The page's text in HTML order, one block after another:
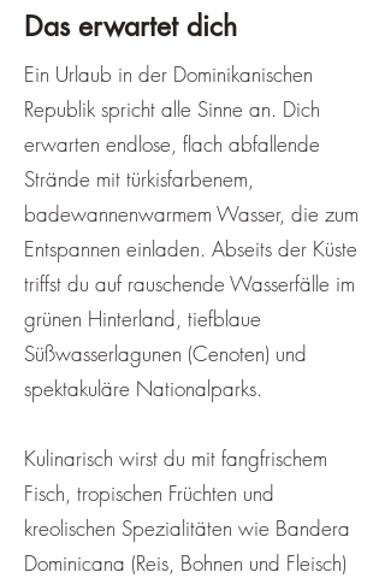
Das erwartet dich
Ein Urlaub in der Dominikanischen
Republik spricht alle Sinne an. Dich
erwarten endlose, flach abfallende
Strände mit türkisfarbenem,
badewannenwarmem Wasser, die zum
Entspannen einladen. Abseits der Küste
triffst du auf rauschende Wasserfälle im
grünen Hinterland, tiefblaue
Süßwasserlagunen (Cenoten) und
spektakuläre Nationalparks.
Kulinarisch wirst du mit fangfrischem
Fisch, tropischen Früchten und
kreolischen Spezialitäten wie Bandera
Dominicana (Reis, Bohnen und Fleisch)